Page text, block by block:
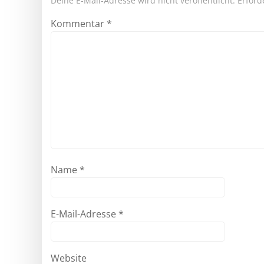
Kommentar *
Name *
E-Mail-Adresse *
Website